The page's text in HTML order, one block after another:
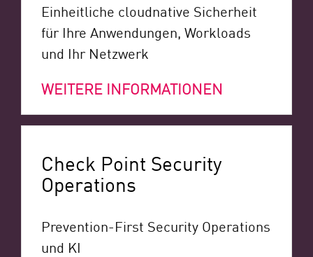
Einheitliche cloudnative Sicherheit
für Ihre Anwendungen, Workloads
und Ihr Netzwerk
WEITERE INFORMATIONEN
Check Point Security
Operations
Prevention-First Security Operations
und KI